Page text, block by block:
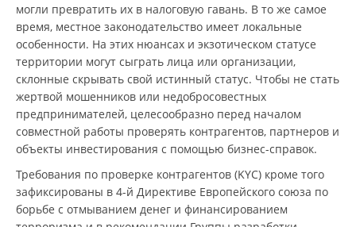
могли превратить их в налоговую гавань. В то же самое
время, местное законодательство имеет локальные
особенности. На этих нюансах и экзотическом статусе
территории могут сыграть лица или организации,
склонные скрывать свой истинный статус. Чтобы не стать
жертвой мошенников или недобросовестных
предпринимателей, целесообразно перед началом
совместной работы проверять контрагентов, партнеров и
объекты инвестирования с помощью бизнес-справок.
Требования по проверке контрагентов (KYC) кроме того
зафиксированы в 4-й Директиве Европейского союза по
борьбе с отмыванием денег и финансированием